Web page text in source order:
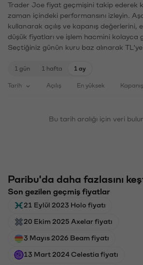
Trader Joe fiyat geçmişini takip ederek
zaman içindeki performansını izleyin.
kullanarak açılış ve kapanış değerlerini,
düşük fiyatları ve işlem hacmini kolayca
Seçtiğiniz günün kuru baz alınarak
1 gün 1 hafta 1 ay
Tarih Açılış En yüksek Kapanış
Bu tarih aralığı için veri
Paribu'da daha fazlasını
Son gezilen geçmiş fiyatlar
21 Eylül 2023 Holo fiyatı
20 Ekim 2025 Axelar fiyatı
3 Mayıs 2026 Beam fiyatı
13 Mart 2024 Celestia fiyatı